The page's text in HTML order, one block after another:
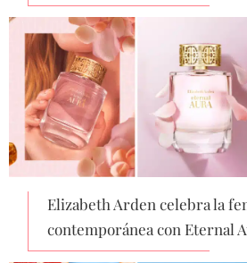
Elizabeth Arden celebra la
contemporánea con Eternal